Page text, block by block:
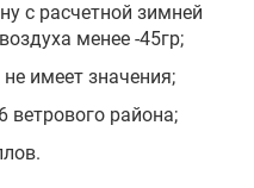
с расчетной зимней
менее -45гр;
имеет значения;
ветрового района;